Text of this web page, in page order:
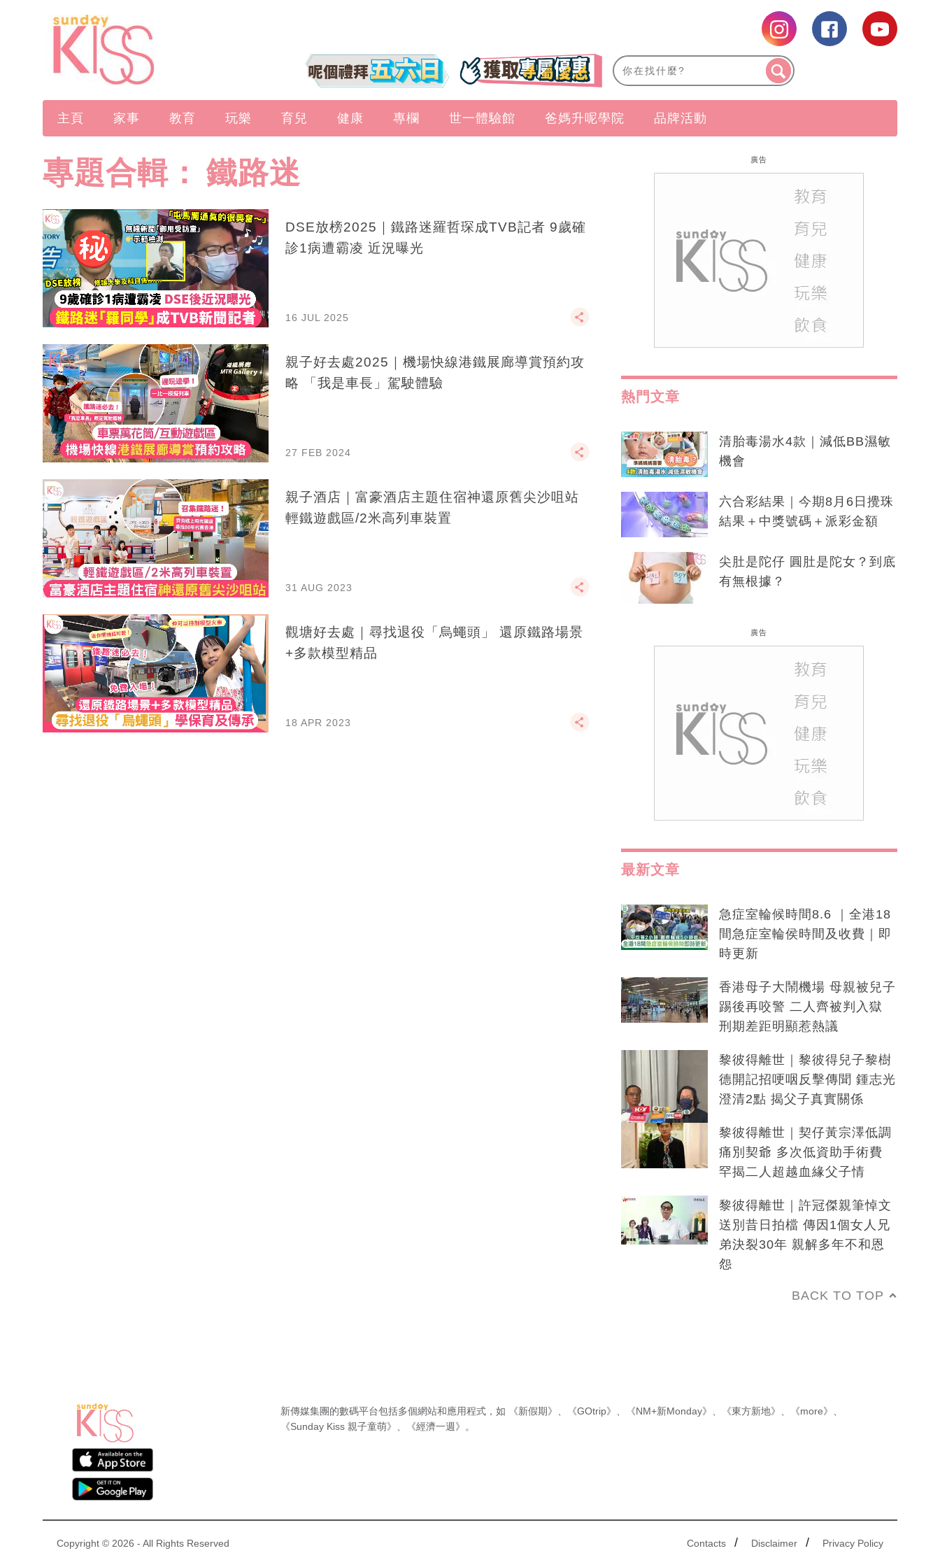
主頁 家事 教育 玩樂 育兒 健康 專欄 世一體驗館 爸媽升呢學院 品牌活動
專題合輯： 鐵路迷
DSE放榜2025｜鐵路迷羅哲琛成TVB記者 9歲確
診1病遭霸凌 近況曝光
16 JUL 2025
親子好去處2025｜機場快線港鐵展廊導賞預約攻
略 「我是車長」駕駛體驗
27 FEB 2024
親子酒店｜富豪酒店主題住宿神還原舊尖沙咀站
輕鐵遊戲區/2米高列車裝置
31 AUG 2023
觀塘好去處｜尋找退役「烏蠅頭」 還原鐵路場景
+多款模型精品
18 APR 2023
廣告
熱門文章
清胎毒湯水4款｜減低BB濕敏
機會
六合彩結果｜今期8月6日攪珠
結果＋中獎號碼＋派彩金額
尖肚是陀仔 圓肚是陀女？到底
有無根據？
廣告
最新文章
急症室輪候時間8.6 ｜全港18
間急症室輪侯時間及收費｜即
時更新
香港母子大鬧機場 母親被兒子
踢後再咬警 二人齊被判入獄
刑期差距明顯惹熱議
黎彼得離世｜黎彼得兒子黎樹
德開記招哽咽反擊傳聞 鍾志光
澄清2點 揭父子真實關係
黎彼得離世｜契仔黃宗澤低調
痛別契爺 多次低資助手術費
罕揭二人超越血緣父子情
黎彼得離世｜許冠傑親筆悼文
送別昔日拍檔 傳因1個女人兄
弟決裂30年 親解多年不和恩
怨
BACK TO TOP
新傳媒集團的數碼平台包括多個網站和應用程式，如 《新假期》 《GOtrip》 《NM+新Monday》 《東方新地》 《more》
《Sunday Kiss 親子童萌》
《經濟一週》 。
Contacts / Disclaimer / Privacy Policy
Copyright © 2026 - All Rights Reserved